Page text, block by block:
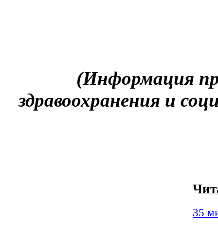
(Информация
здравоохранения и
35